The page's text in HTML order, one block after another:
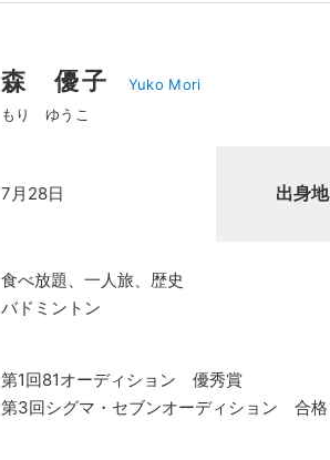
森 優子
Yuko Mori
もり ゆうこ
7月28日 出身地
食べ放題、一人旅、歴史
バドミントン
第1回81オーディション 優秀賞
第3回シグマ・セブンオーディション 合格